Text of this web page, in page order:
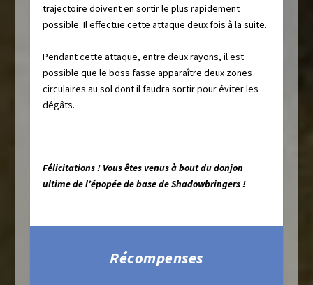
trajectoire doivent en sortir le plus rapidement
possible. Il effectue cette attaque deux fois à la suite.
Pendant cette attaque, entre deux rayons, il est
possible que le boss fasse apparaître deux zones
circulaires au sol dont il faudra sortir pour éviter les
dégâts.
Félicitations ! Vous êtes venus à bout du donjon
ultime de l’épopée de base de Shadowbringers !
Récompenses